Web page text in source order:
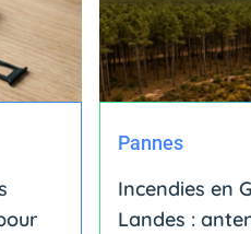
Pannes
Incendies en
Landes :